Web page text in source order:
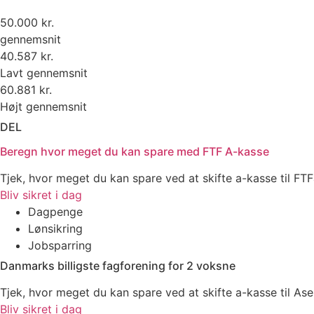
50.000 kr.
gennemsnit
40.587 kr.
Lavt gennemsnit
60.881 kr.
Højt gennemsnit
DEL
Beregn hvor meget du kan spare med FTF A-kasse
Tjek, hvor meget du kan spare ved at skifte a-kasse til
Bliv sikret i dag
Dagpenge
Lønsikring
Jobsparring
Danmarks billigste fagforening for 2 voksne
Tjek, hvor meget du kan spare ved at skifte a-kasse til Ase
Bliv sikret i dag